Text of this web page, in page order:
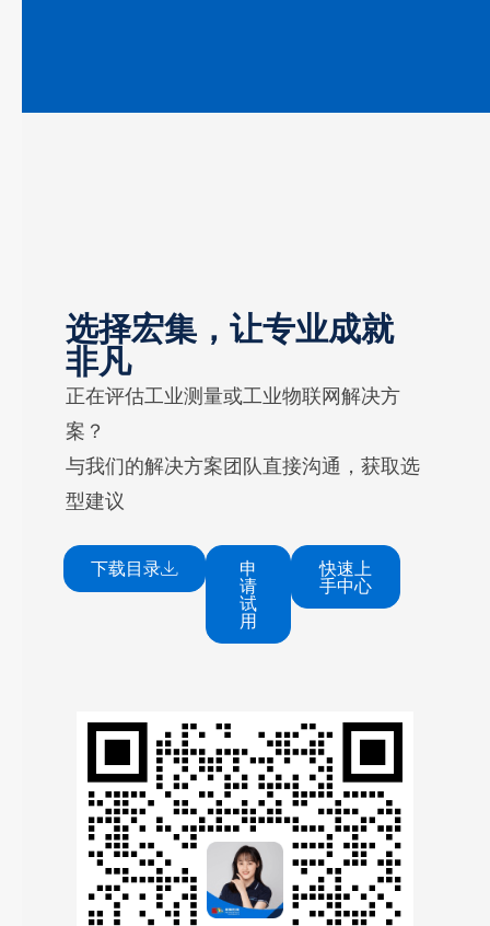
选择宏集，让专业成就
非凡
正在评估工业测量或工业物联网解决方
案？
与我们的解决方案团队直接沟通，获取选
型建议
下载目录 申
请
试
用
快速上
手中心